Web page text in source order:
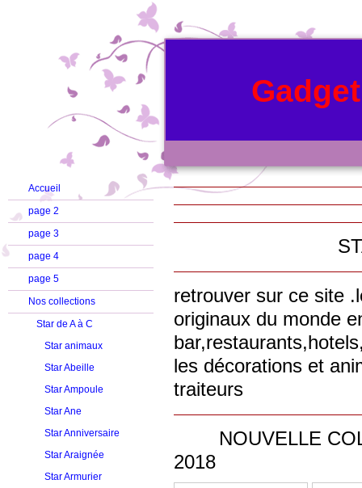
Accueil
page 2
page 3
page 4
page 5
Nos collections
Star de A à C
Star animaux
Star Abeille
Star Ampoule
Star Ane
Star Anniversaire
Star Araignée
Star Armurier
STAR
retrouver sur ce site
originaux du monde
les décorations et
traiteurs
NOUVELLE
2018